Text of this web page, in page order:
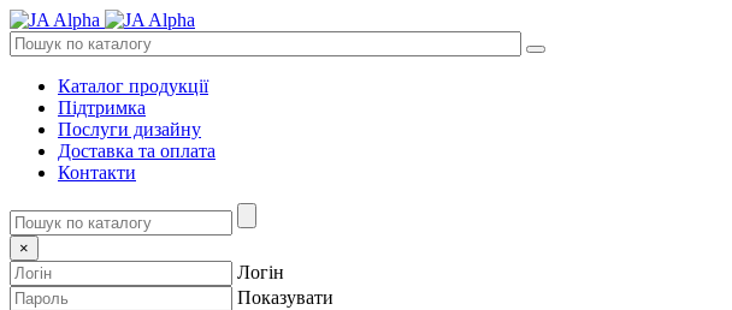
Каталог продукції
Підтримка
Послуги дизайну
Доставка та оплата
Контакти
×
Логін
Показувати